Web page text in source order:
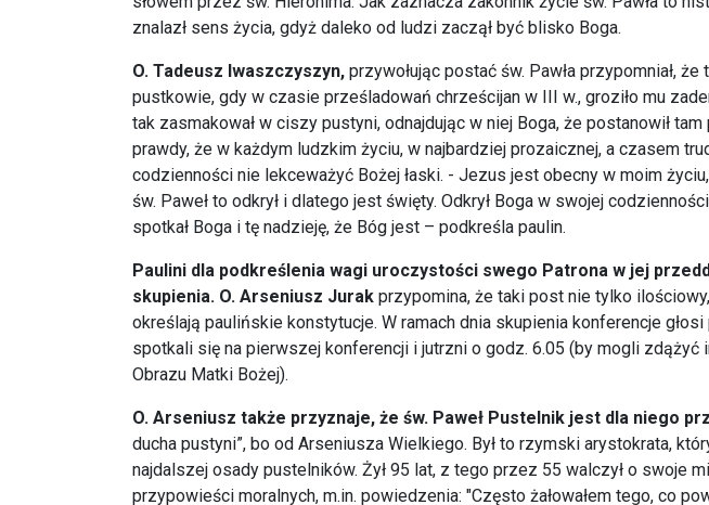
znalazł sens życia, gdyż daleko od ludzi zaczął być blisko Boga.
O. Tadeusz Iwaszczyszyn, przywołując postać św. Pawła przypomniał,
pustkowie, gdy w czasie prześladowań chrześcijan w III w., groziło mu
tak zasmakował w ciszy pustyni, odnajdując w niej Boga, że postanowił
prawdy, że w każdym ludzkim życiu, w najbardziej prozaicznej, a czasem
codzienności nie lekceważyć Bożej łaski. - Jezus jest obecny w moim
św. Paweł to odkrył i dlatego jest święty. Odkrył Boga w swojej
spotkał Boga i tę nadzieję, że Bóg jest – podkreśla paulin.
Paulini dla podkreślenia wagi uroczystości swego Patrona w jej
skupienia. O. Arseniusz Jurak przypomina, że taki post nie tylko
określają paulińskie konstytucje. W ramach dnia skupienia konferencje
spotkali się na pierwszej konferencji i jutrzni o godz. 6.05 (by mogli
Obrazu Matki Bożej).
O. Arseniusz także przyznaje, że św. Paweł Pustelnik jest dla niego
ducha pustyni”, bo od Arseniusza Wielkiego. Był to rzymski arystokrata,
najdalszej osady pustelników. Żył 95 lat, z tego przez 55 walczył o
przypowieści moralnych, m.in. powiedzenia: "Często żałowałem tego, co